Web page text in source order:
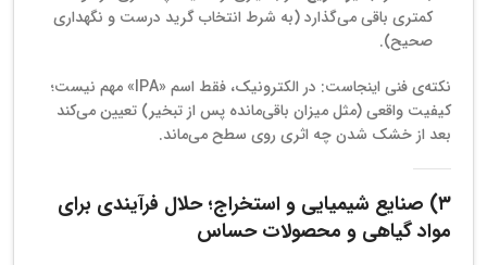
کمتری باقی می‌گذارد (به شرط انتخاب گرید درست و نگهداری
صحیح).
نکته‌ی فنی اینجاست: در الکترونیک، فقط اسم «IPA» مهم نیست؛
کیفیت واقعی (مثل میزان باقی‌مانده پس از تبخیر) تعیین می‌کند
بعد از خشک شدن چه اثری روی سطح می‌ماند.
۳) صنایع شیمیایی و استخراج؛ حلال فرآیندی برای
مواد گیاهی و محصولات حساس